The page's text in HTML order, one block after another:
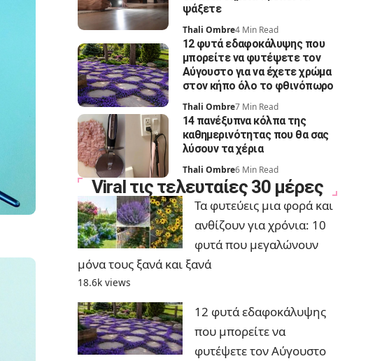
ψάξετε
Thali Ombre4 Min Read
12 φυτά εδαφοκάλυψης που
μπορείτε να φυτέψετε τον
Αύγουστο για να έχετε χρώμα
στον κήπο όλο το φθινόπωρο
Thali Ombre7 Min Read
14 πανέξυπνα κόλπα της
καθημερινότητας που θα σας
λύσουν τα χέρια
Thali Ombre6 Min Read
Viral τις τελευταίες 30 μέρες
Τα φυτεύεις μια φορά και
ανθίζουν για χρόνια: 10
φυτά που μεγαλώνουν
μόνα τους ξανά και ξανά
18.6k views
12 φυτά εδαφοκάλυψης
που μπορείτε να
φυτέψετε τον Αύγουστο